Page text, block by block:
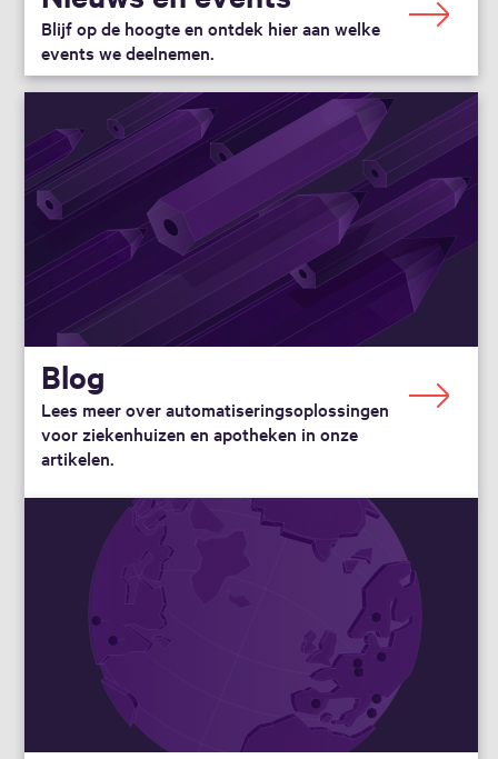
Blijf op de hoogte en ontdek hier aan welke
events we deelnemen.
Blog
Lees meer over automatiseringsoplossingen
voor ziekenhuizen en apotheken in onze
artikelen.